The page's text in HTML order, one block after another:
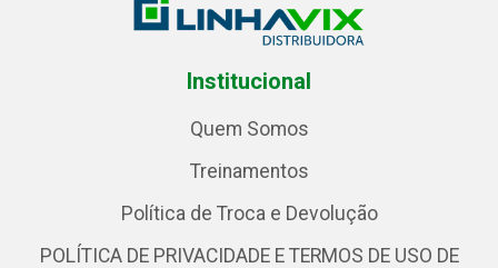
Institucional
Quem Somos
Treinamentos
Política de Troca e Devolução
POLÍTICA DE PRIVACIDADE E TERMOS DE USO DE